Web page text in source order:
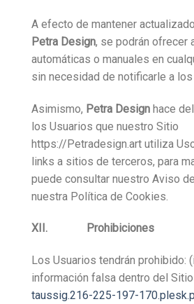
A efecto de mantener
Petra Design, se podrán ofrecer
automáticas o manuales en
sin necesidad de notificarle a
Asimismo, Petra Design hace
los Usuarios que nuestro Sitio
https://Petradesign.art utiliza
links a sitios de terceros, para
puede consultar nuestro Aviso
nuestra Política de Cookies.
XII. Prohibiciones
Los Usuarios tendrán prohibido:
información falsa dentro del Sitio
taussig.216-225-197-